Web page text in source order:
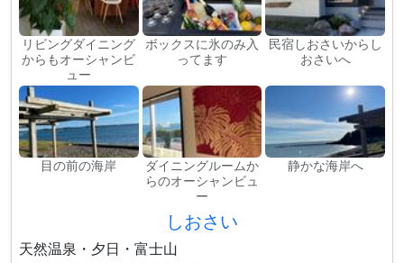
リビングダイニング
からもオーシャンビ
ュー
ボックスに氷のみ入
ってます
民宿しおさいからし
おさいへ
目の前の海岸
ダイニングルームか
らのオーシャンビュ
ー
静かな海岸へ
しおさい
天然温泉・夕日・富士山